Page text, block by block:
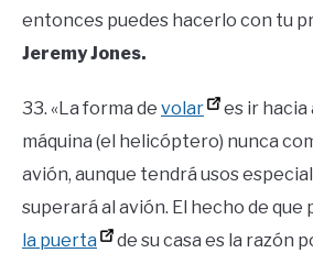
entonces puedes hacerlo con tu
Jeremy Jones.
33. «La forma de volar
es ir hacia
máquina (el helicóptero) nunca
avión, aunque tendrá usos
superará al avión. El hecho de
la puerta
de su casa es la razón